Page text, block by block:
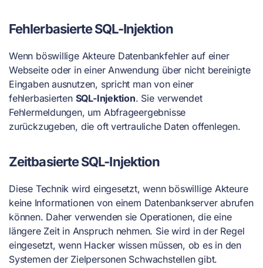
Fehlerbasierte SQL-Injektion
Wenn böswillige Akteure Datenbankfehler auf einer
Webseite oder in einer Anwendung über nicht bereinigte
Eingaben ausnutzen, spricht man von einer
fehlerbasierten SQL-Injektion. Sie verwendet
Fehlermeldungen, um Abfrageergebnisse
zurückzugeben, die oft vertrauliche Daten offenlegen.
Zeitbasierte SQL-Injektion
Diese Technik wird eingesetzt, wenn böswillige Akteure
keine Informationen von einem Datenbankserver abrufen
können. Daher verwenden sie Operationen, die eine
längere Zeit in Anspruch nehmen. Sie wird in der Regel
eingesetzt, wenn Hacker wissen müssen, ob es in den
Systemen der Zielpersonen Schwachstellen gibt.